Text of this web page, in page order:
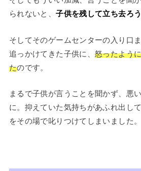
られないと、子供を残して立ち去ろ
そしてそのゲームセンターの入り口
追っかけてきた子供に、怒ったよう
たのです。
まるで子供が言うことを聞かず、悪
に。抑えていた気持ちがあふれ出し
をその場で叱りつけてしまいました。